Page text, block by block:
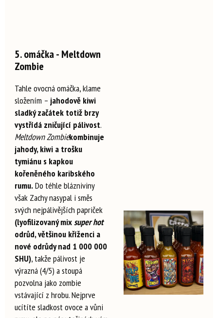
5. omáčka - Meltdown
Zombie
Tahle ovocná omáčka, klame
složením – jahodově kiwi
sladký začátek totiž brzy
vystřídá zničující pálivost.
Meltdown Zombiekombinuje
jahody, kiwi a trošku
tymiánu s kapkou
kořeněného karibského
rumu.Do téhle blázniviny
však Zachy nasypal i směs
svých nejpálivějších papriček
(lyofilizovaný mixsuper hot
odrůd, většinou kříženci a
nové odrůdy nad 1 000 000
SHU), takže pálivost je
výrazná (4/5) a stoupá
pozvolna jako zombie
vstávající z hrobu. Nejprve
ucítíte sladkost ovoce a vůni